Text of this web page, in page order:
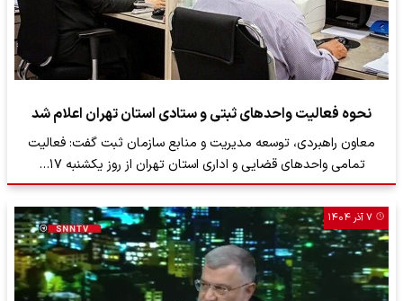
نحوه فعالیت واحدهای ثبتی و ستادی استان تهران اعلام شد
معاون راهبردی، توسعه مدیریت و منابع سازمان ثبت گفت: فعالیت
تمامی واحدهای قضایی و اداری استان تهران از روز یکشنبه ۱۷…
۷ آذر ۱۴۰۴